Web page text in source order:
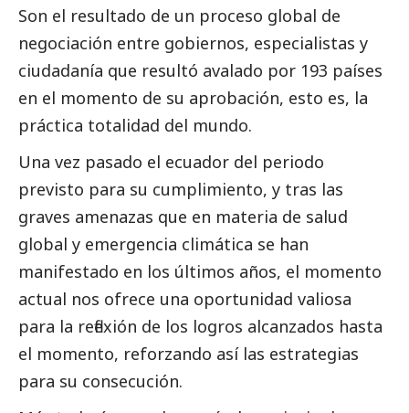
Son el resultado de un proceso global de
negociación entre gobiernos, especialistas y
ciudadanía que resultó avalado por 193 países
en el momento de su aprobación, esto es, la
práctica totalidad del mundo.
Una vez pasado el ecuador del periodo
previsto para su cumplimiento, y tras las
graves amenazas que en materia de salud
global y emergencia climática se han
manifestado en los últimos años, el momento
actual nos ofrece una oportunidad valiosa
para la reflexión de los logros alcanzados hasta
el momento, reforzando así las estrategias
para su consecución.